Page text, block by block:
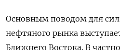
Основным поводом для
нефтяного рынка
Ближнего Востока. В